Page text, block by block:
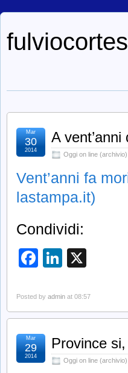
A vent’anni
Oggi on line (archivio)
Mar
30
2014
Vent’anni fa
lastampa.it)
Condividi:
Facebook
LinkedIn
Posted by admin at 08:57
Province
Oggi on line (archivio)
Mar
29
2014